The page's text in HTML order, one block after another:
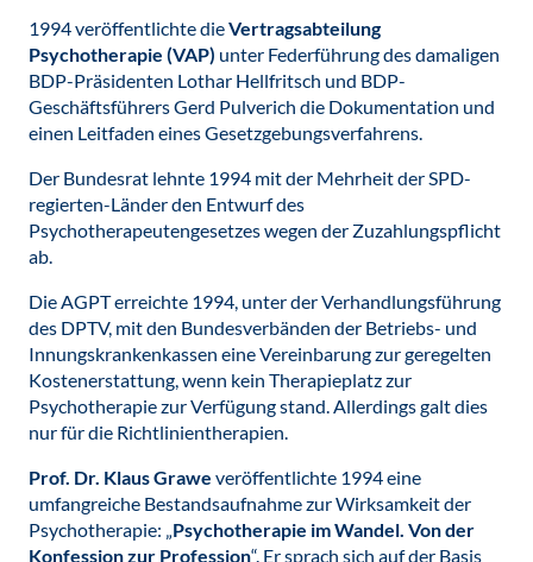
1994 veröffentlichte dieVertragsabteilung
Psychotherapie (VAP) unter Federführung des damaligen
BDP-Präsidenten Lothar Hellfritsch und BDP-
Geschäftsführers Gerd Pulverich die Dokumentation und
einen Leitfaden eines Gesetzgebungsverfahrens.
Der Bundesrat lehnte 1994 mit der Mehrheit der SPD-
regierten-Länder den Entwurf des
Psychotherapeutengesetzes wegen der Zuzahlungspflicht
ab.
Die AGPT erreichte 1994, unter der Verhandlungsführung
des DPTV, mit den Bundesverbänden der Betriebs- und
Innungskrankenkassen eine Vereinbarung zur geregelten
Kostenerstattung, wenn kein Therapieplatz zur
Psychotherapie zur Verfügung stand. Allerdings galt dies
nur für die Richtlinientherapien.
Prof. Dr. Klaus Grawe veröffentlichte 1994 eine
umfangreiche Bestandsaufnahme zur Wirksamkeit der
Psychotherapie: „Psychotherapie im Wandel. Von der
Konfession zur Profession“. Er sprach sich auf der Basis